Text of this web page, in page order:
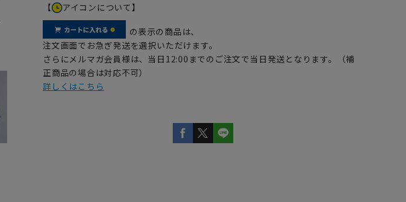
【 アイコンについて】
の表示の商品は、
注文画面でお急ぎ発送を選択いただけます。
さらにメルマガ会員様は、当日12:00までのご注文で当日発送となります。（補
正商品の場合は対応不可）
詳しくはこちら